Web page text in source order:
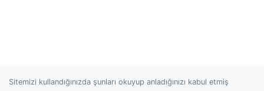
Sitemizi kullandığınızda şunları okuyup anladığınızı kabul etmiş